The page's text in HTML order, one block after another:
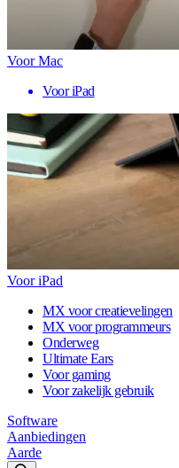
Voor Mac
Voor iPad
Voor iPad
MX voor creatievelingen
MX voor programmeurs
Onderweg
Ultimate Ears
Voor gaming
Voor zakelijk gebruik
Software
Aanbiedingen
Aarde